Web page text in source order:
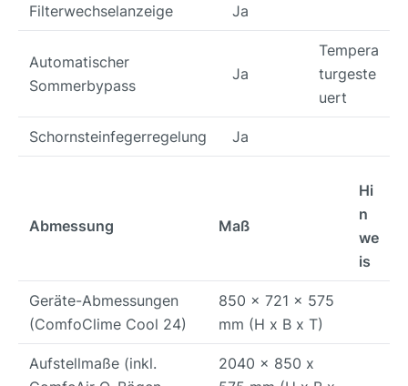
Filterwechselanzeige Ja
Automatischer
Sommerbypass
Ja
Tempera
turgeste
uert
Schornsteinfegerregelung Ja
Abmessung Maß
Hi
n
we
is
Geräte-Abmessungen
(ComfoClime Cool 24)
850 x 721 x 575
mm (H x B x T)
Aufstellmaße (inkl.
2040 x 850 x